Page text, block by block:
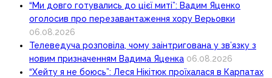
“Ми довго готувались до цієї миті”: Вадим Яценко
оголосив про перезавантаження хору Верьовки
06.08.2026
Телеведуча розповіла, чому заінтригована у зв’язку з
новим призначенням Вадима Яценка 06.08.2026
“Хейту я не боюсь”: Леся Нікітюк проїхалася в Карпатах